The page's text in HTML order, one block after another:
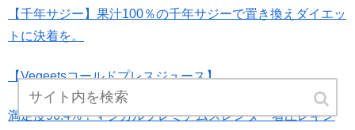
【千年サジー】果汁100％の千年サジーで置き換えダイエッ
トに決着を。
【Vegeetsコールドプレスジュース】
満足度96.4%！マジカルプレミアムスレンダー着圧レギン